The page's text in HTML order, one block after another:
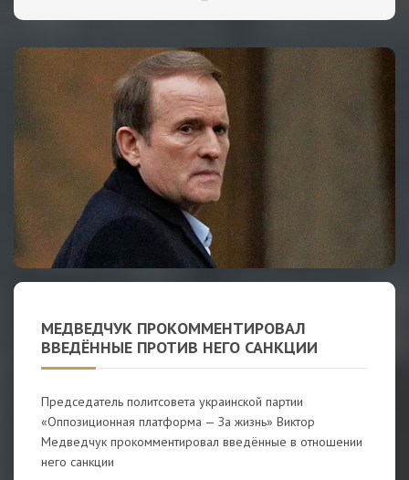
МЕДВЕДЧУК ПРОКОММЕНТИРОВАЛ
ВВЕДЁННЫЕ ПРОТИВ НЕГО САНКЦИИ
Председатель политсовета украинской партии
«Оппозиционная платформа — За жизнь» Виктор
Медведчук прокомментировал введённые в отношении
него санкции